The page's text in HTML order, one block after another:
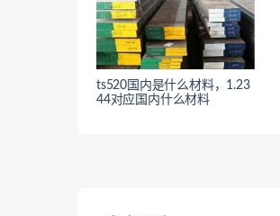
<
ts520国内是什么材料，1.23
44对应国内什么材料